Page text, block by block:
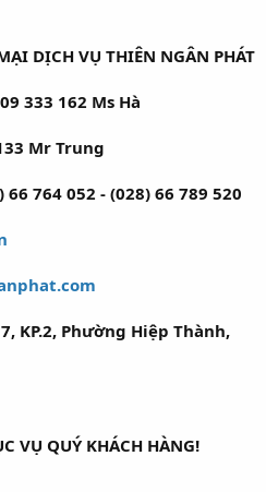
DỊCH VỤ THIÊN NGÂN PHÁT
333 162 Ms Hà
Mr Trung
66 764 052 - (028) 66 789 520
KP.2, Phường Hiệp Thành,
VỤ QUÝ KHÁCH HÀNG!